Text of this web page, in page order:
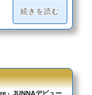
続きを読む
」JUNNAデビュー